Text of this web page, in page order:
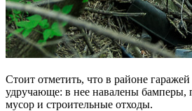
Стоит отметить, что в районе
удручающе: в нее навалены
мусор и строительные отходы.